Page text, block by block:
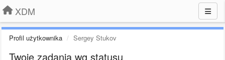
XDM
Profil użytkownika Sergey Stukov
Twoje zadania wg statusu